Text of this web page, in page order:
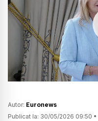
Autor: Euronews
Publicat la: 30/05/2026 09:50 •